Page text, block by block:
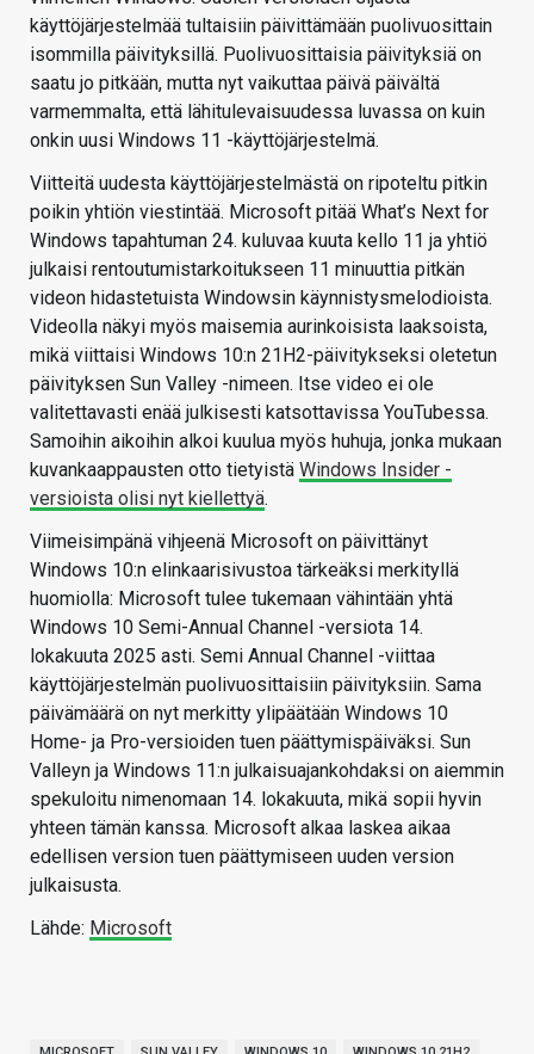
käyttöjärjestelmää tultaisiin päivittämään puolivuosittain
isommilla päivityksillä. Puolivuosittaisia päivityksiä on
saatu jo pitkään, mutta nyt vaikuttaa päivä päivältä
varmemmalta, että lähitulevaisuudessa luvassa on kuin
onkin uusi Windows 11 -käyttöjärjestelmä.
Viitteitä uudesta käyttöjärjestelmästä on ripoteltu pitkin
poikin yhtiön viestintää. Microsoft pitää What’s Next for
Windows tapahtuman 24. kuluvaa kuuta kello 11 ja yhtiö
julkaisi rentoutumistarkoitukseen 11 minuuttia pitkän
videon hidastetuista Windowsin käynnistysmelodioista.
Videolla näkyi myös maisemia aurinkoisista laaksoista,
mikä viittaisi Windows 10:n 21H2-päivitykseksi oletetun
päivityksen Sun Valley -nimeen. Itse video ei ole
valitettavasti enää julkisesti katsottavissa YouTubessa.
Samoihin aikoihin alkoi kuulua myös huhuja, jonka mukaan
kuvankaappausten otto tietyistä Windows Insider -
versioista olisi nyt kiellettyä.
Viimeisimpänä vihjeenä Microsoft on päivittänyt
Windows 10:n elinkaarisivustoa tärkeäksi merkityllä
huomiolla: Microsoft tulee tukemaan vähintään yhtä
Windows 10 Semi-Annual Channel -versiota 14.
lokakuuta 2025 asti. Semi Annual Channel -viittaa
käyttöjärjestelmän puolivuosittaisiin päivityksiin. Sama
päivämäärä on nyt merkitty ylipäätään Windows 10
Home- ja Pro-versioiden tuen päättymispäiväksi. Sun
Valleyn ja Windows 11:n julkaisuajankohdaksi on aiemmin
spekuloitu nimenomaan 14. lokakuuta, mikä sopii hyvin
yhteen tämän kanssa. Microsoft alkaa laskea aikaa
edellisen version tuen päättymiseen uuden version
julkaisusta.
Lähde: Microsoft